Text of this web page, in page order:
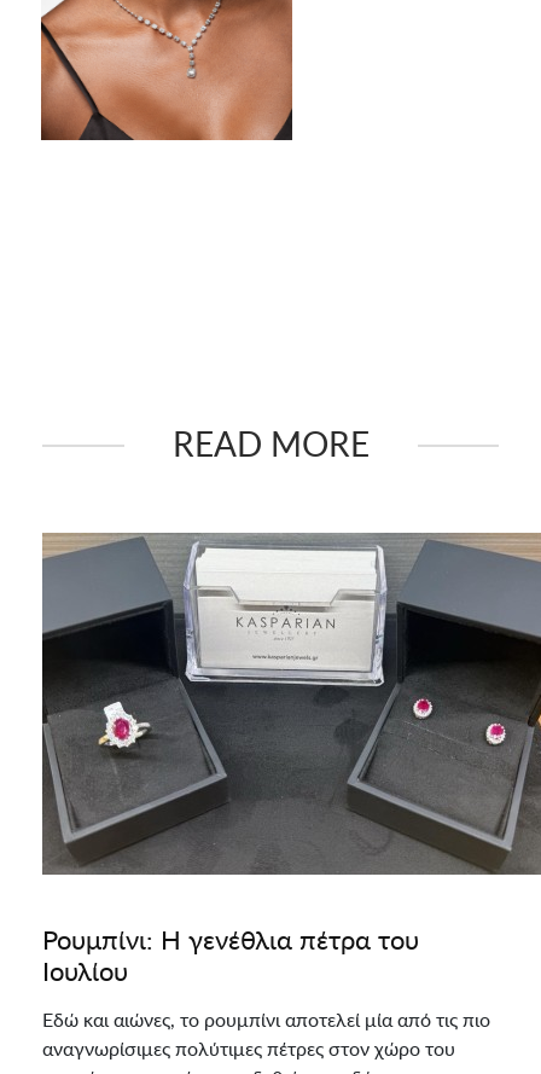
READ MORE
Ρουμπίνι: Η γενέθλια πέτρα του
Ιουλίου
Εδώ και αιώνες, το ρουμπίνι αποτελεί μία από τις πιο
αναγνωρίσιμες πολύτιμες πέτρες στον χώρο του